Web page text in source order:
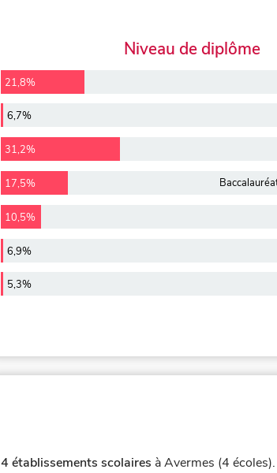
Niveau de diplôme
21,8%
6,7%
31,2%
17,5%
10,5%
6,9%
5,3%
4 établissements scolaires à Avermes (4 écoles).